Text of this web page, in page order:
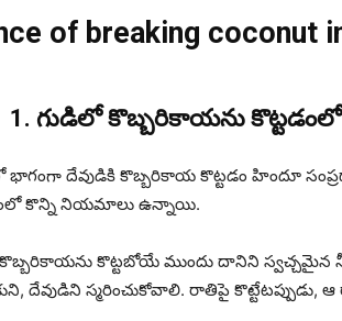
of breaking coconut
1. గుడిలో కొబ్బరికాయను
భాగంగా దేవుడికి కొబ్బరికాయ కొట్టడం హిందూ
కొన్ని నియమాలు ఉన్నాయి.
కొబ్బరికాయను కొట్టబోయే ముందు దానిని
దేవుడిని స్మరించుకోవాలి. రాతిపై